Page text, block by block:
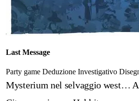
Last Message
Party game Deduzione Investigativo
Mysterium nel selvaggio west…